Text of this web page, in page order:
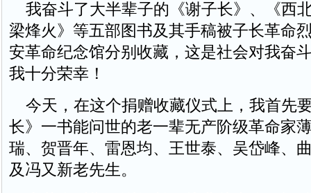
我奋斗了大半辈子的《谢子长》、《西
梁烽火》等五部图书及其手稿被子长革命
安革命纪念馆分别收藏，这是社会对我奋
我十分荣幸！
今天，在这个捐赠收藏仪式上，我首先
长》一书能问世的老一辈无产阶级革命家
瑞、贺晋年、雷恩均、王世泰、吴岱峰、
及冯又新老先生。